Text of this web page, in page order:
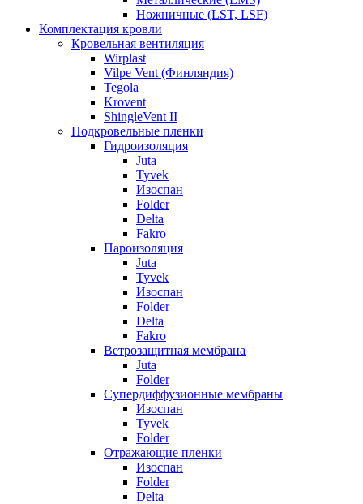
Ножничные (LST, LSF)
Комплектация кровли
Кровельная вентиляция
Wirplast
Vilpe Vent (Финляндия)
Tegola
Krovent
ShingleVent II
Подкровельные пленки
Гидроизоляция
Juta
Tyvek
Изоспан
Folder
Delta
Fakro
Пароизоляция
Juta
Tyvek
Изоспан
Folder
Delta
Fakro
Ветрозащитная мембрана
Juta
Folder
Супердиффузионные мембраны
Изоспан
Tyvek
Folder
Отражающие пленки
Изоспан
Folder
Delta